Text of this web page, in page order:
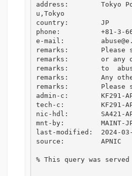
address:        Tokyo
u,Tokyo
country:        JP
phone:          +81-3-
e-mail:
remarks:        Please
remarks:        or any
remarks:        to
remarks:        Any
remarks:        Please
admin-c:        KF291-
tech-c:         KF291-
nic-hdl:        SA421-
mnt-by:         MAINT-JP-
last-modified:  2024-03-
source:         APNIC
% This query was